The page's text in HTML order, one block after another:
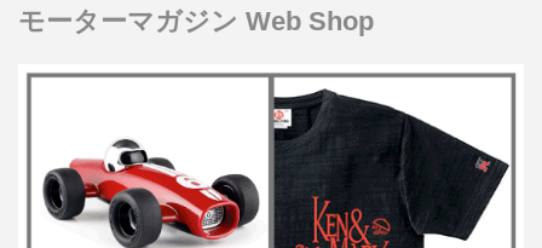
モーターマガジン Web Shop